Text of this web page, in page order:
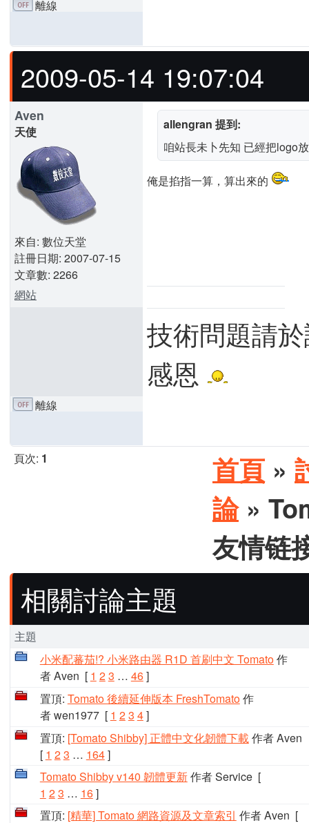
離線
2009-05-14 19:07:04
Aven
天使
來自: 數位天堂
註冊日期: 2007-07-15
文章數: 2266
網站
allengran 提到:
咱站長未卜先知 已經把logo
俺是掐指一算，算出來的
技術問題請
感恩
離線
頁次: 1 首頁 »
論»
友情链
相關討論主題
主題
小米配蕃茄!? 小米路由器 R1D 首刷中文 Tomato作
者 Aven [ 1 23 … 46]
置頂: Tomato 後續延伸版本 FreshTomato作
者 wen1977[ 1 23 4]
置頂: [Tomato Shibby] 正體中文化韌體下載作者 Aven
[ 1 23 … 164]
Tomato Shibby v140 韌體更新作者 Service[
1 23 … 16]
置頂: [精華] Tomato 網路資源及文章索引 作者 Aven [